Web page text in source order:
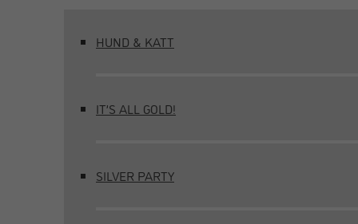
HUND & KATT
IT’S ALL GOLD!
SILVER PARTY